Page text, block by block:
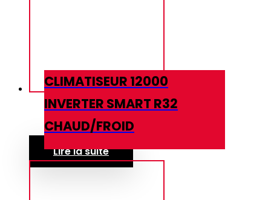
CLIMATISEUR 12000
INVERTER SMART R32
CHAUD/FROID
Lire la suite